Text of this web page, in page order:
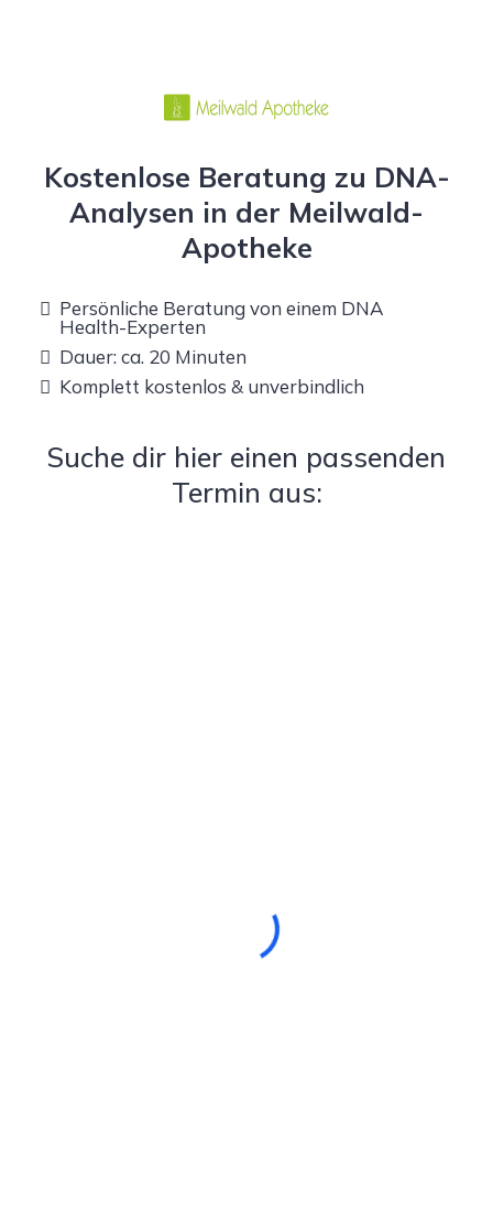
Kostenlose Beratung zu DNA-
Analysen in der Meilwald-
Apotheke
Persönliche Beratung von einem DNA
Health-Experten
Dauer: ca. 20 Minuten
Komplett kostenlos & unverbindlich
Suche dir hier einen passenden
Termin aus: